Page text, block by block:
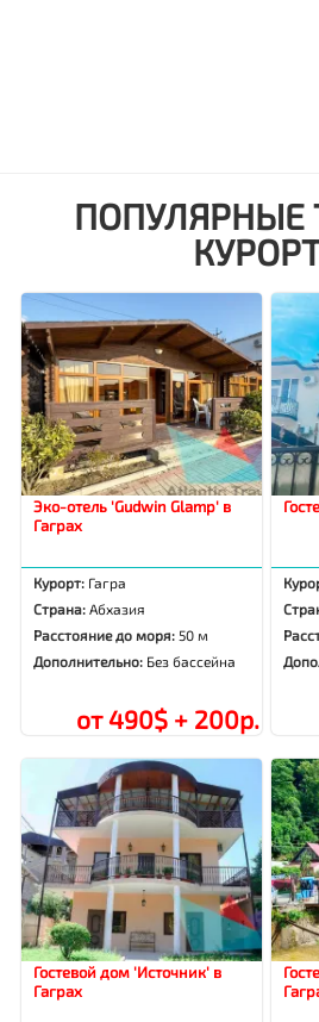
ПОПУЛЯРНЫЕ
Эко-отель 'Gudwin Glamp' в
Гаграх
Курорт: Гагра
Страна:Абхазия
Расстояние до моря: 50 м
Дополнительно: Без бассейна
от 490$ + 200р.
Гостевой дом 'Источник' в
Гаграх